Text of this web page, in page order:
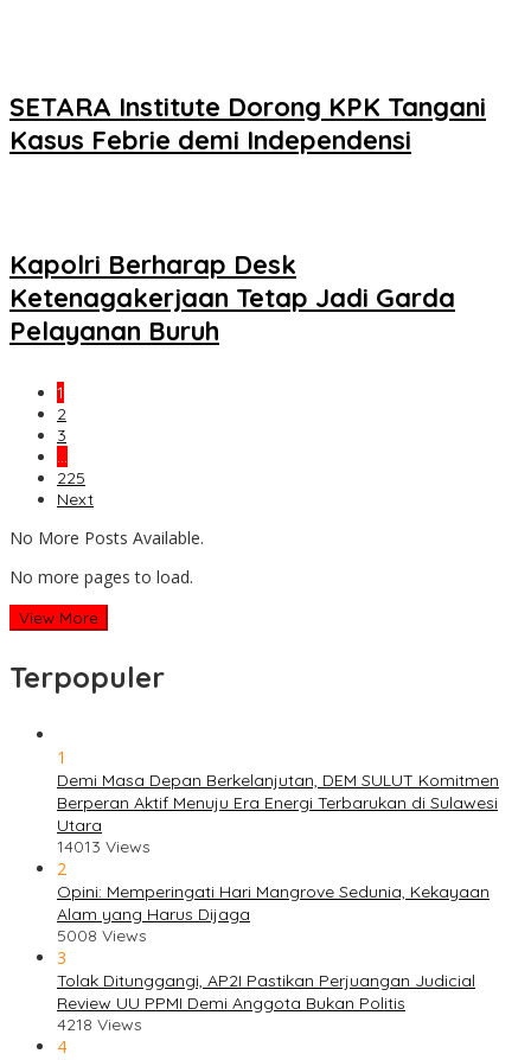
SETARA Institute Dorong KPK Tangani
Kasus Febrie demi Independensi
Kapolri Berharap Desk
Ketenagakerjaan Tetap Jadi Garda
Pelayanan Buruh
1
2
3
…
225
Next
No More Posts Available.
No more pages to load.
View More
Terpopuler
1
Demi Masa Depan Berkelanjutan, DEM SULUT Komitmen
Berperan Aktif Menuju Era Energi Terbarukan di Sulawesi
Utara
14013 Views
2
Opini: Memperingati Hari Mangrove Sedunia, Kekayaan
Alam yang Harus Dijaga
5008 Views
3
Tolak Ditunggangi, AP2I Pastikan Perjuangan Judicial
Review UU PPMI Demi Anggota Bukan Politis
4218 Views
4